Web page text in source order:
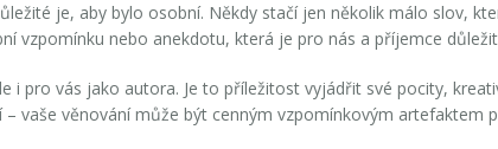
je, aby bylo osobní. Někdy stačí jen několik málo slov,
vzpomínku nebo anekdotu, která je pro nás a příjemce
i pro vás jako autora. Je to příležitost vyjádřit své pocity,
vaše věnování může být cenným vzpomínkovým artefaktem